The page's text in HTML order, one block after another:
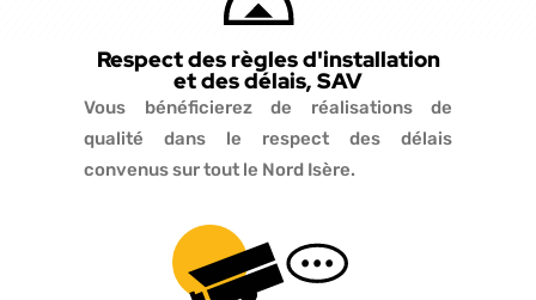
Respect des règles d'installation
et des délais, SAV
Vous bénéficierez de réalisations de
qualité dans le respect des délais
convenus sur tout le Nord Isère.